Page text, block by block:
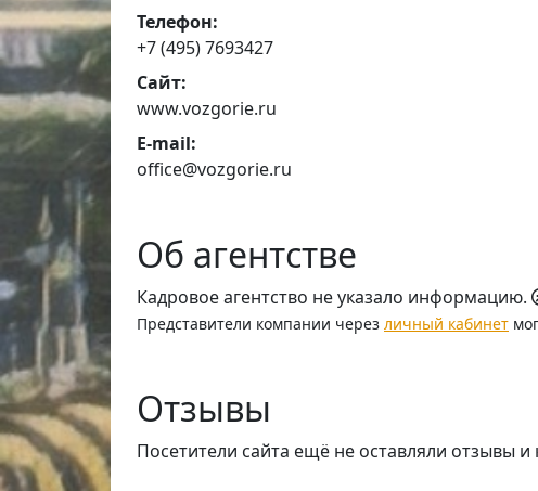
Телефон:
+7 (495) 7693427
Сайт:
www.vozgorie.ru
E-mail:
office@vozgorie.ru
Об агентстве
Кадровое агентство не указало информацию.
Представители компании через личный кабинет
Отзывы
Посетители сайта ещё не оставляли отзывы